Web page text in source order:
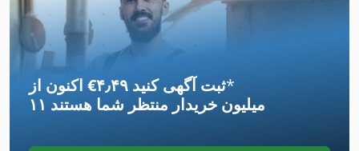
اکنون از ‎€۴٫۴۹ ثبت آگهی کنید*
۱۱ میلیون خریدار منتظر شما هستند